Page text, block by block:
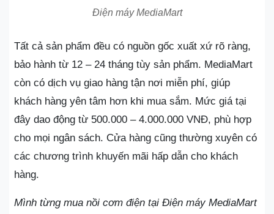
Điện máy MediaMart
Tất cả sản phẩm đều có nguồn gốc xuất xứ rõ ràng,
bảo hành từ 12 – 24 tháng tùy sản phẩm. MediaMart
còn có dịch vụ giao hàng tận nơi miễn phí, giúp
khách hàng yên tâm hơn khi mua sắm. Mức giá tại
đây dao động từ 500.000 – 4.000.000 VNĐ, phù hợp
cho mọi ngân sách. Cửa hàng cũng thường xuyên có
các chương trình khuyến mãi hấp dẫn cho khách
hàng.
Mình từng mua nồi cơm điện tại Điện máy MediaMart